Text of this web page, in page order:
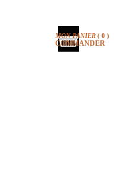
MON PANIER ( 0 )
COMMANDER